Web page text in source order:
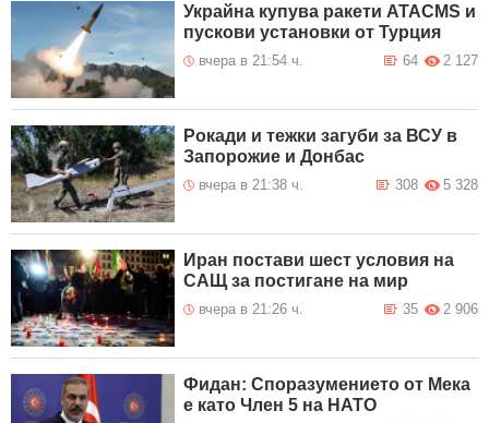
Украйна купува ракети ATACMS и
пускови установки от Турция
вчера в 21:54 ч. 2 127
64
Рокади и тежки загуби за ВСУ в
Запорожие и Донбас
вчера в 21:38 ч. 5 328
308
Иран постави шест условия на
САЩ за постигане на мир
вчера в 21:26 ч. 2 906
35
Фидан: Споразумението от Мека
е като Член 5 на НАТО